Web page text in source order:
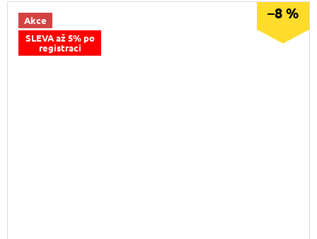
Akce
SLEVA až 5% po
registraci
–8 %